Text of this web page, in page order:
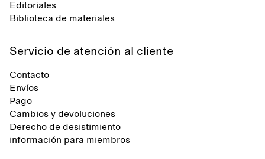
Editoriales
Biblioteca de materiales
Servicio de atención al cliente
Contacto
Envíos
Pago
Cambios y devoluciones
Derecho de desistimiento
información para miembros